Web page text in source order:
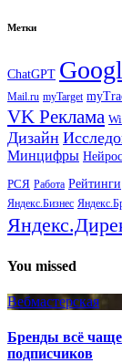
Метки
ChatGPT
Mail.ru myTarget
VK Реклама
Дизайн
Минцифры
РСЯ Работа Рейтинги
Яндекс.Бизнес
You missed
Вебмастерская
Бренды всё чаще
подписчиков